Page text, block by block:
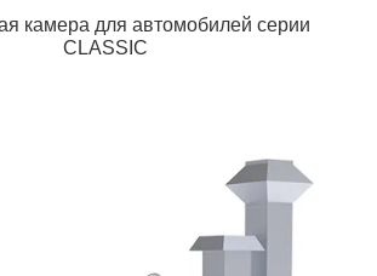
камера для автомобилей серии
CLASSIC